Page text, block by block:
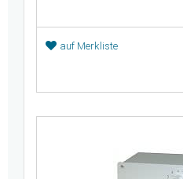
auf Merkliste